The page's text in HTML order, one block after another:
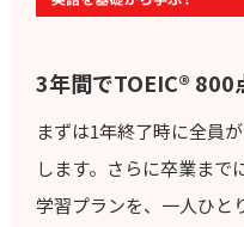
3年間でTOEIC® 800
まずは1年終了時に全員
します。さらに卒業まで
学習プランを、一人ひと